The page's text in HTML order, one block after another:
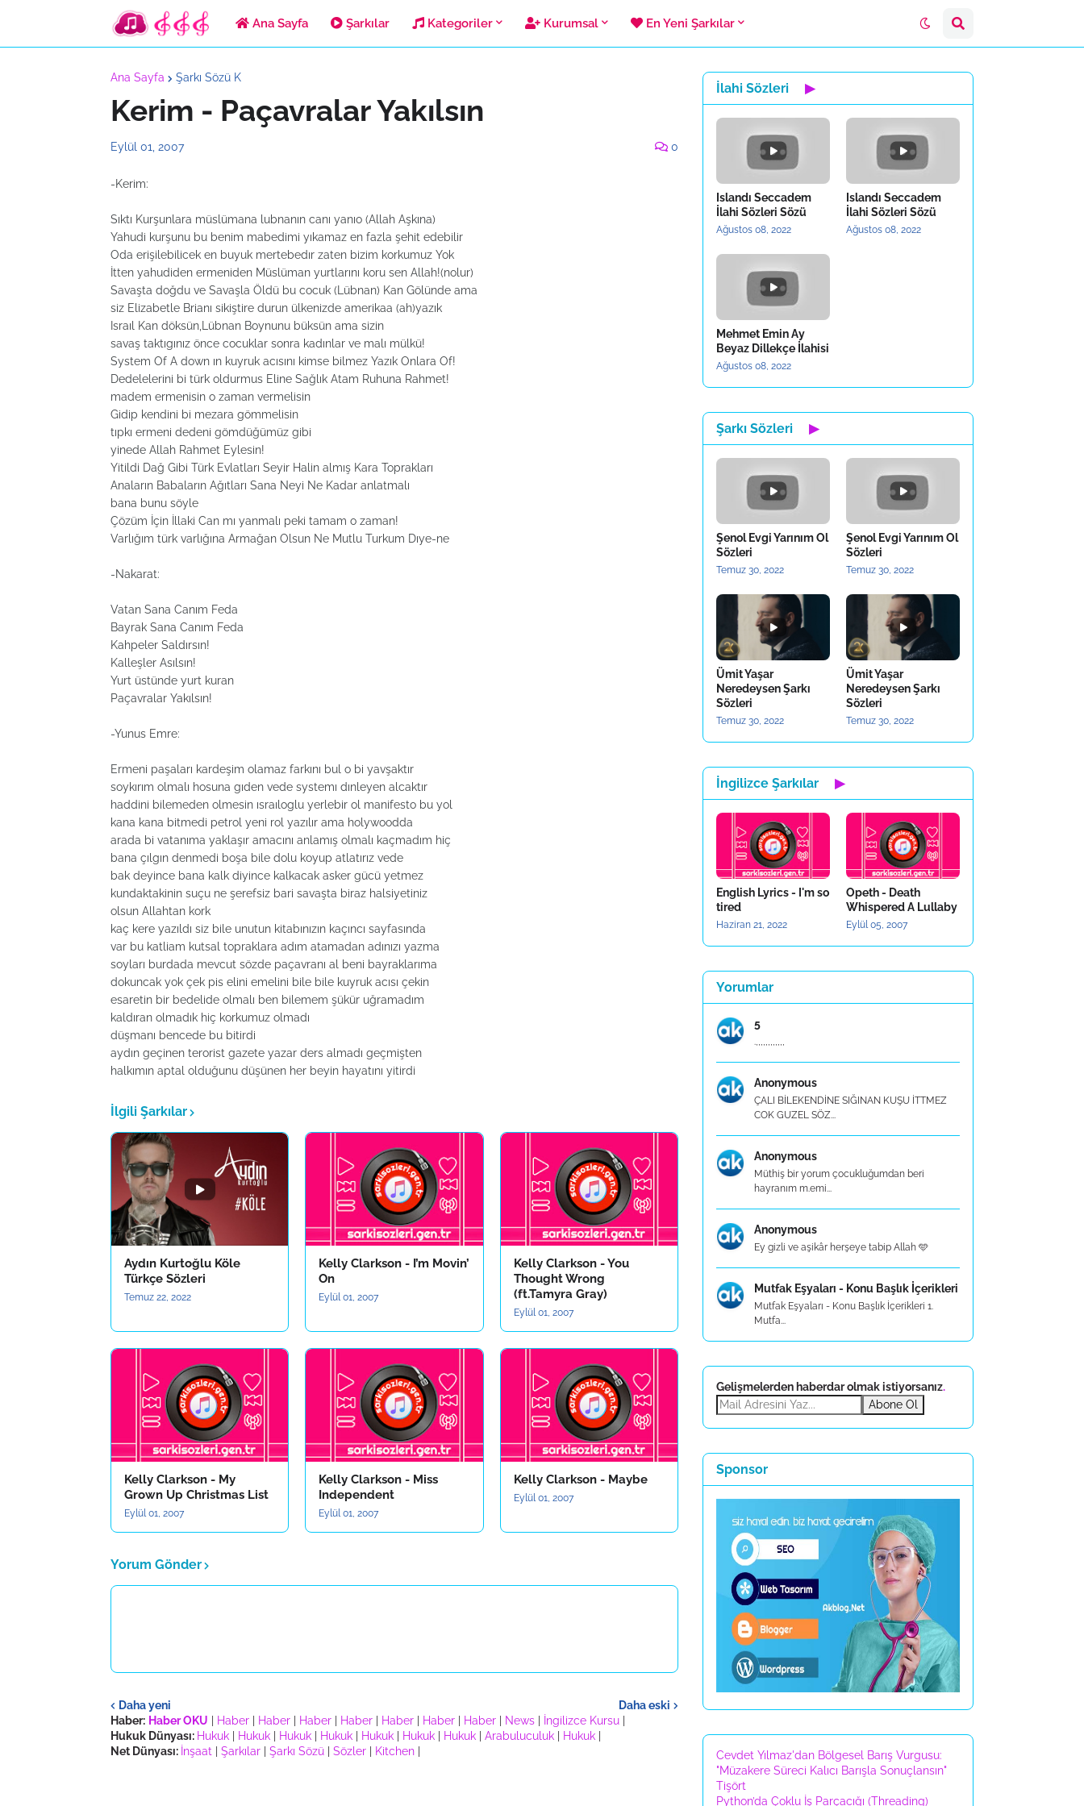
Ana Sayfa Şarkılar Kategoriler Kurumsal En Yeni Şarkılar
Ana Sayfa Şarkı Sözü K
Kerim - Paçavralar Yakılsın
Eylül 01, 2007 0
-Kerim:
Sıktı Kurşunlara müslümana lubnanın canı yanıo (Allah Aşkına)
Yahudi kurşunu bu benim mabedimi yıkamaz en fazla şehit edebilir
Oda erişilebilicek en buyuk mertebedır zaten bizim korkumuz Yok
İtten yahudiden ermeniden Müslüman yurtlarını koru sen Allah!(nolur)
Savaşta doğdu ve Savaşla Öldü bu cocuk (Lübnan) Kan Gölünde ama
siz Elizabetle Brianı sikiştire durun ülkenizde amerikaa (ah)yazık
Israıl Kan döksün,Lübnan Boynunu büksün ama sizin
savaş taktıgınız önce cocuklar sonra kadınlar ve malı mülkü!
System Of A down ın kuyruk acısını kimse bilmez Yazık Onlara Of!
Dedelelerini bi türk oldurmus Eline Sağlık Atam Ruhuna Rahmet!
madem ermenisin o zaman vermelisin
Gidip kendini bi mezara gömmelisin
tıpkı ermeni dedeni gömdüğümüz gibi
yinede Allah Rahmet Eylesin!
Yitildi Dağ Gibi Türk Evlatları Seyir Halin almış Kara Toprakları
Anaların Babaların Ağıtları Sana Neyi Ne Kadar anlatmalı
bana bunu söyle
Çözüm İçin İllaki Can mı yanmalı peki tamam o zaman!
Varlığım türk varlığına Armağan Olsun Ne Mutlu Turkum Dıye-ne
-Nakarat:
Vatan Sana Canım Feda
Bayrak Sana Canım Feda
Kahpeler Saldırsın!
Kalleşler Asılsın!
Yurt üstünde yurt kuran
Paçavralar Yakılsın!
-Yunus Emre:
Ermeni paşaları kardeşim olamaz farkını bul o bi yavşaktır
soykırım olmalı hosuna gıden vede systemı dınleyen alcaktır
haddini bilemeden olmesin ısraıloglu yerlebir ol manifesto bu yol
kana kana bitmedi petrol yeni rol yazılır ama holywoodda
arada bi vatanıma yaklaşır amacını anlamış olmalı kaçmadım hiç
bana çılgın denmedi boşa bile dolu koyup atlatırız vede
bak deyince bana kalk diyince kalkacak asker gücü yetmez
kundaktakinin suçu ne şerefsiz bari savaşta biraz halsiyetiniz
olsun Allahtan kork
kaç kere yazıldı siz bile unutun kitabınızın kaçıncı sayfasında
var bu katliam kutsal topraklara adım atamadan adınızı yazma
soyları burdada mevcut sözde paçavranı al beni bayraklarıma
dokuncak yok çek pis elini emelini bile bile kuyruk acısı çekin
esaretin bir bedelide olmalı ben bilemem şükür uğramadım
kaldıran olmadık hiç korkumuz olmadı
düşmanı bencede bu bitirdi
aydın geçinen terorist gazete yazar ders almadı geçmişten
halkımın aptal olduğunu düşünen her beyin hayatını yitirdi
İlgili Şarkılar
Aydın Kurtoğlu Köle
Türkçe Sözleri
Temuz 22, 2022
Kelly Clarkson - I’m Movin’
On
Eylül 01, 2007
Kelly Clarkson - You
Thought Wrong
(ft.Tamyra Gray)
Eylül 01, 2007
Kelly Clarkson - My
Grown Up Christmas List
Eylül 01, 2007
Kelly Clarkson - Miss
Independent
Eylül 01, 2007
Kelly Clarkson - Maybe
Eylül 01, 2007
Yorum Gönder
Daha yeni
Daha eski
Haber: Haber OKU Haber Haber Haber Haber Haber Haber Haber News İngilizce Kursu
Hukuk Dünyası: Hukuk Hukuk Hukuk Hukuk Hukuk Hukuk Hukuk Arabuluculuk Hukuk
Net Dünyası: İnşaat Şarkılar Şarkı Sözü Sözler Kitchen
İlahi Sözleri ▶
Islandı Seccadem
İlahi Sözleri Sözü
Ağustos 08, 2022
Islandı Seccadem
İlahi Sözleri Sözü
Ağustos 08, 2022
Mehmet Emin Ay
Beyaz Dillekçe İlahisi
Ağustos 08, 2022
Şarkı Sözleri ▶
Şenol Evgi Yarınım Ol
Sözleri
Temuz 30, 2022
Şenol Evgi Yarınım Ol
Sözleri
Temuz 30, 2022
Ümit Yaşar
Neredeysen Şarkı
Sözleri
Temuz 30, 2022
Ümit Yaşar
Neredeysen Şarkı
Sözleri
Temuz 30, 2022
İngilizce Şarkılar ▶
English Lyrics - I'm so
tired
Haziran 21, 2022
Opeth - Death
Whispered A Lullaby
Eylül 05, 2007
Yorumlar
5
.,,,,,,,,,,,,
Anonymous
ÇALI BİLEKENDİNE SIĞINAN KUŞU İTTMEZ
COK GUZEL SÖZ...
Anonymous
Müthiş bir yorum çocukluğumdan beri
hayranım m.emi...
Anonymous
Ey gizli ve aşikâr herşeye tabip Allah 🩵
Mutfak Eşyaları - Konu Başlık İçerikleri
Mutfak Eşyaları - Konu Başlık İçerikleri 1.
Mutfa...
Gelişmelerden haberdar olmak istiyorsanız.
Abone Ol
Sponsor
Cevdet Yılmaz'dan Bölgesel Barış Vurgusu:
"Müzakere Süreci Kalıcı Barışla Sonuçlansın"
Tişört
Python’da Çoklu İş Parçacığı (Threading)